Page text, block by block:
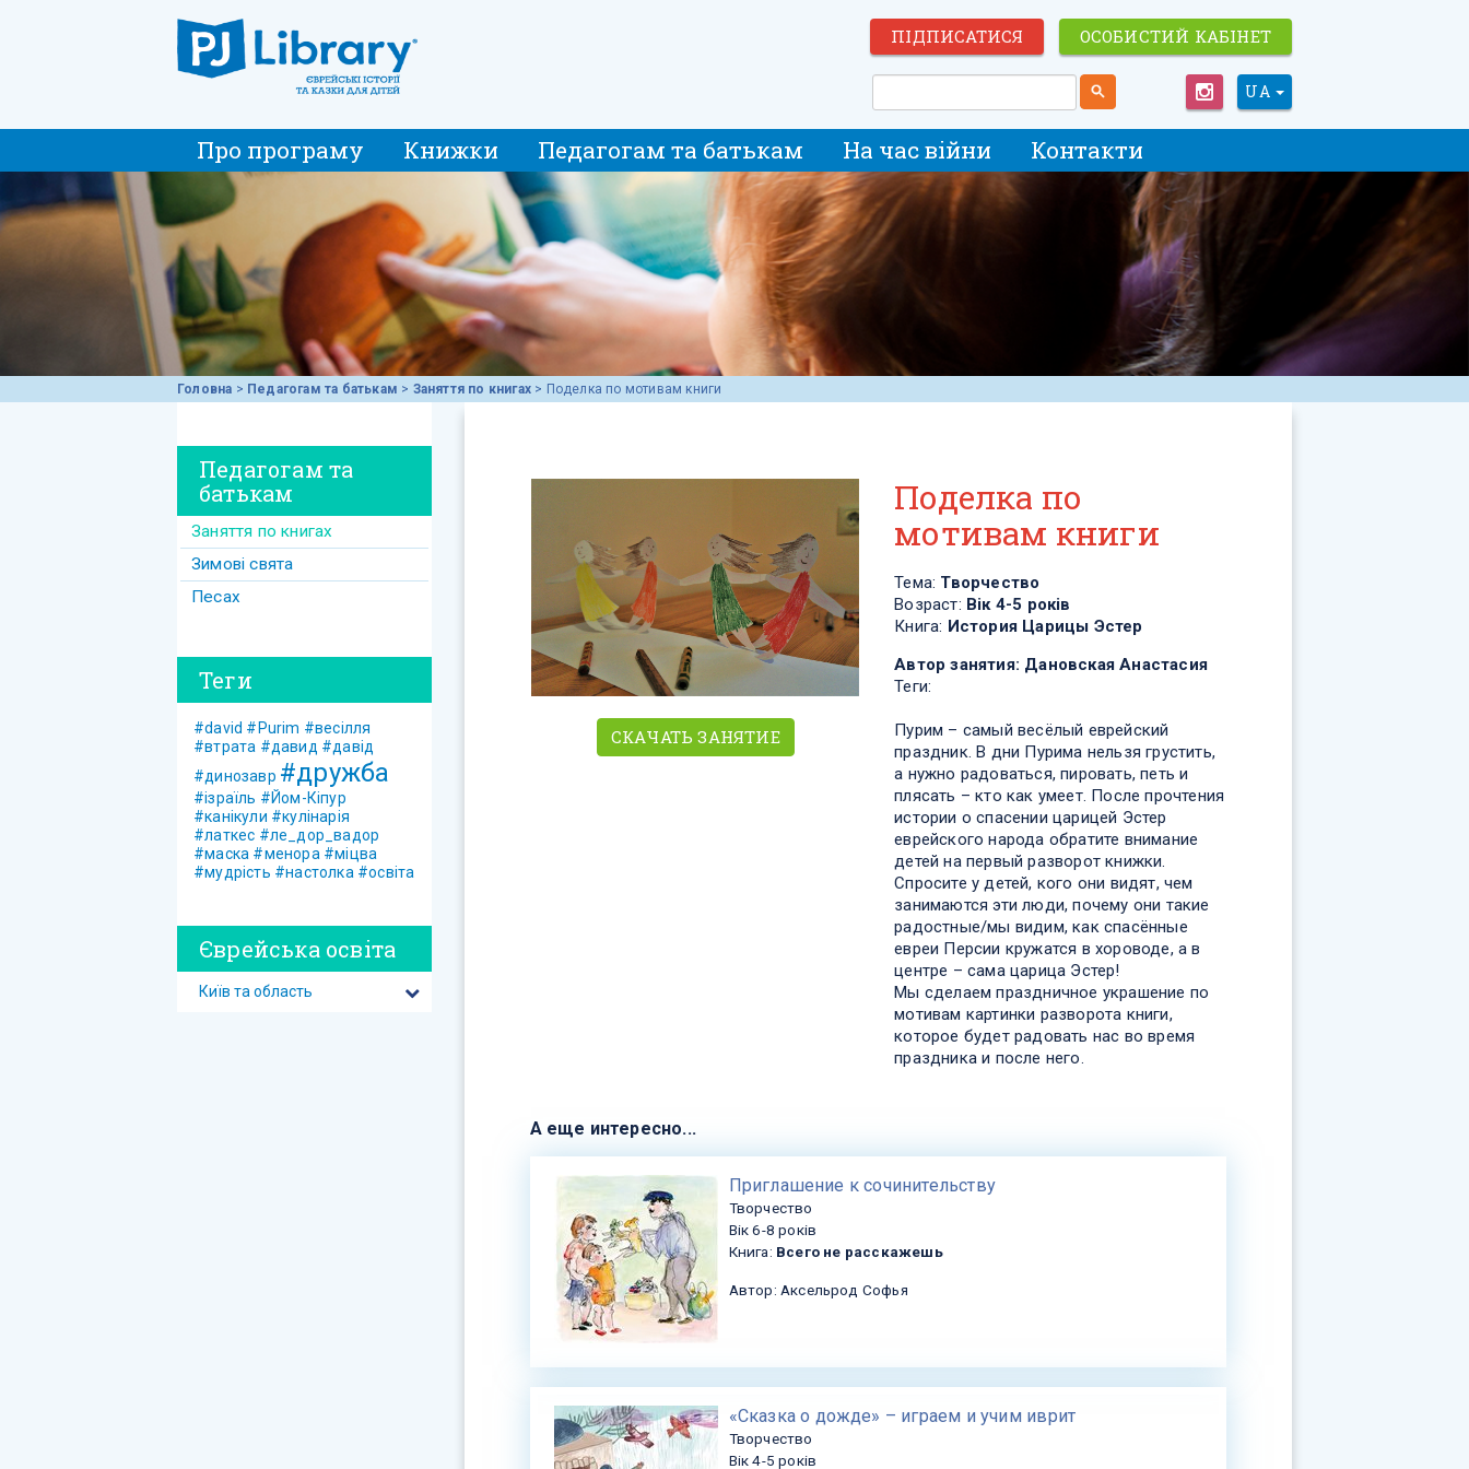
ПІДПИСАТИСЯ ОСОБИСТИЙ КАБІНЕТ
UA
Про програму Книжки Педагогам та батькам На час війни Контакти
Головна > Педагогам та батькам > Заняття по книгах > Поделка по мотивам книги
СКАЧАТЬ ЗАНЯТИЕ
Поделка по
мотивам книги
Тема: Творчество
Возраст: Вік 4-5 років
Книга: История Царицы Эстер
Автор занятия: Дановская Анастасия
Теги:
Пурим – самый весёлый еврейский
праздник. В дни Пурима нельзя грустить,
а нужно радоваться, пировать, петь и
плясать – кто как умеет. После прочтения
истории о спасении царицей Эстер
еврейского народа обратите внимание
детей на первый разворот книжки.
Спросите у детей, кого они видят, чем
занимаются эти люди, почему они такие
радостные/мы видим, как спасённые
евреи Персии кружатся в хороводе, а в
центре – сама царица Эстер!
Мы сделаем праздничное украшение по
мотивам картинки разворота книги,
которое будет радовать нас во время
праздника и после него.
А еще интересно...
​Приглашение к сочинительству
Творчество
Вік 6-8 років
Книга: Всего не расскажешь
Автор: Аксельрод Софья
«Сказка о дожде» – играем и учим иврит
Творчество
Вік 4-5 років
Педагогам та
батькам
Заняття по книгах
Зимові свята
Песах
Теги
#david #Purim #весілля
#втрата #давид #давід
#динозавр #дружба
#ізраїль #Йом-Кіпур
#канікули #кулінарія
#латкес #ле_дор_вадор
#маска #менора #міцва
#мудрість #настолка #освіта
Єврейська освіта